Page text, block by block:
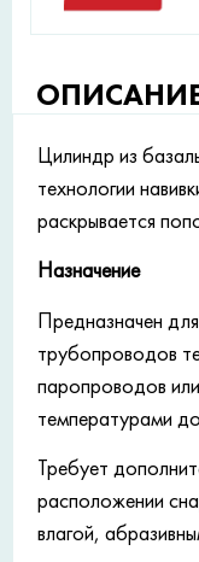
Цилиндр из
технологии
раскрывается
Назначение
Предназначен
трубопроводов
паропроводов
температурами
Требует
расположении
влагой,